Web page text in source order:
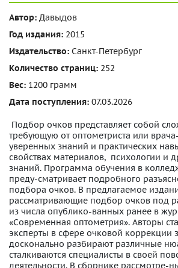
Автор: Давыдов
Год издания: 2015
Издательство: Санкт-Петербург
Количество страниц: 252
Вес: 1200 грамм
Дата поступления: 07.03.2026
Подбор очков представляет собой
требующую от оптометриста или
уверенных знаний и практических
свойствах материалов, психологии и
знаний. Программа обучения в
преду-сматривает подробного
подбора очков. В предлагаемое
рассматривающие подбор очков под
из числа опублико-ванных ранее в
«Современная оптометрия». Авторы
эксперты в сфере очковой коррекции
досконально разбирают различные
сталкиваются специалисты в своей
деятельности. В сборнике рассмотре-